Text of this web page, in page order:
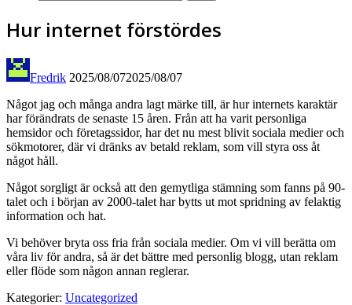
Hur internet förstördes
Fredrik 2025/08/072025/08/07
Något jag och många andra lagt märke till, är hur internets karaktär
har förändrats de senaste 15 åren. Från att ha varit personliga
hemsidor och företagssidor, har det nu mest blivit sociala medier och
sökmotorer, där vi dränks av betald reklam, som vill styra oss åt
något håll.
Något sorgligt är också att den gemytliga stämning som fanns på 90-
talet och i början av 2000-talet har bytts ut mot spridning av felaktig
information och hat.
Vi behöver bryta oss fria från sociala medier. Om vi vill berätta om
våra liv för andra, så är det bättre med personlig blogg, utan reklam
eller flöde som någon annan reglerar.
Kategorier: Uncategorized